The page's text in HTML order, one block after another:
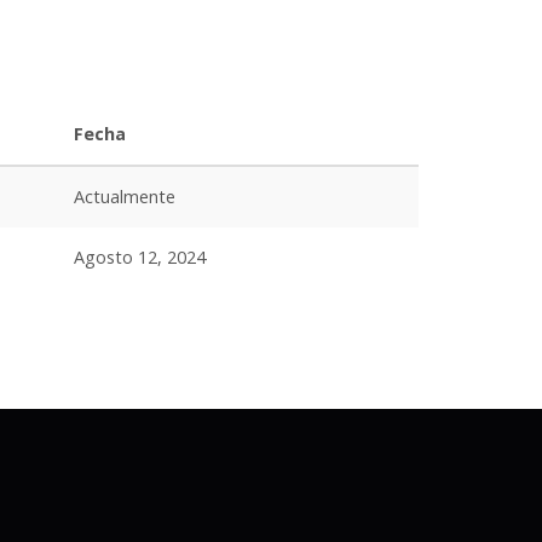
Fecha
Actualmente
Agosto 12, 2024